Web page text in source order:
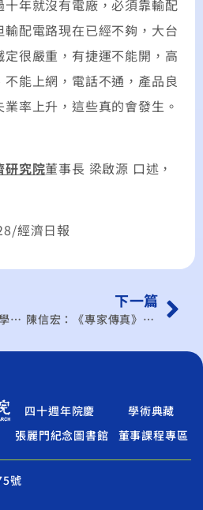
年就沒有電廠，必須靠輸配
配電路現在已經不夠，大台
很嚴重，有捷運不能開，高
能上網，電話不通，產品良
率上升，這些真的會發生。
研究院董事長 梁啟源 口述，
經濟日報
陳國樑、黃勢璋：《學者觀點》財政困窘與稅式支出
下一篇
陳信宏：《專家傳真》空總舊址 + 故宮 開發文創主題樂園
四十週年院慶
學術典藏
張麗門紀念圖書館
董事課程專區
號